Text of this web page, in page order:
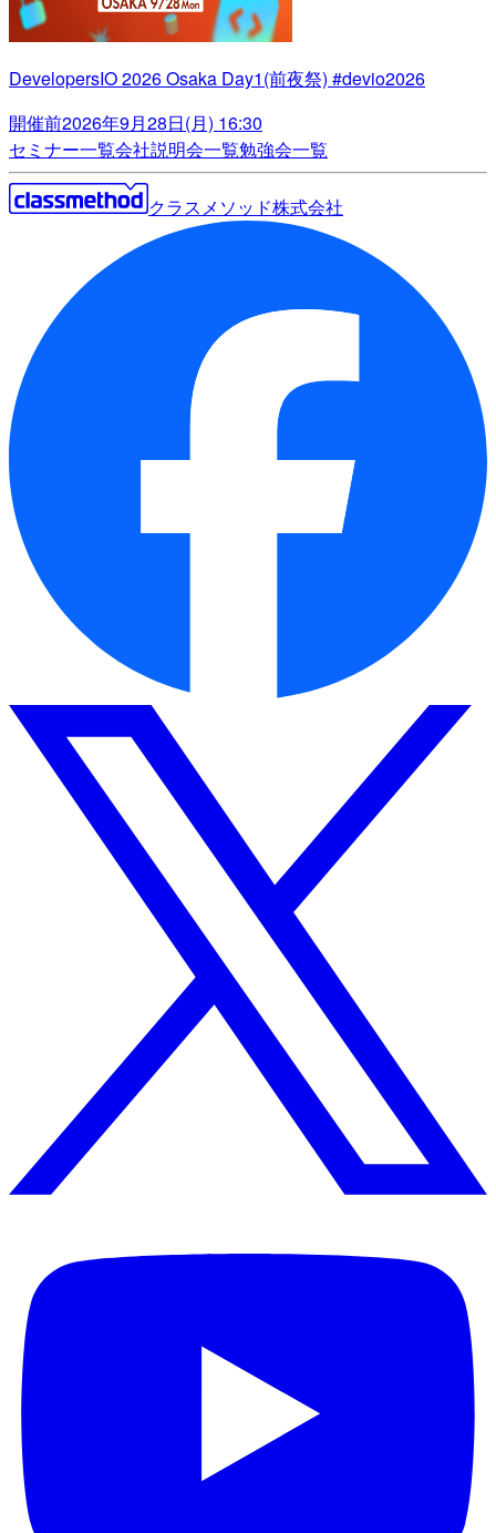
DevelopersIO 2026 Osaka Day1(前夜祭) #devio2026
開催前2026年9月28日(月) 16:30
セミナー一覧会社説明会一覧勉強会一覧
クラスメソッド株式会社